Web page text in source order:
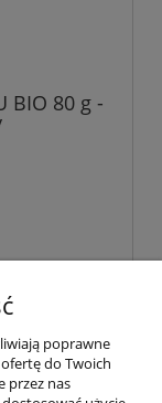
BIO 80 g -
poprawne
do Twoich
przez nas